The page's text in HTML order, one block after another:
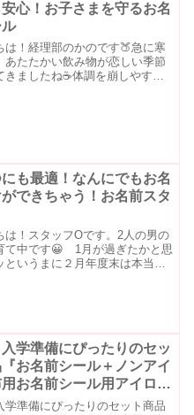
心！お子さまを守るお名
は！経理部のかのです🍑急に寒
あたたかい飲み物が恋しい季節
きましたね☕体調を崩しやすい
も最適！なんにでもお名
できちゃう！お名前スタ
は！スタッフOです。2人の男の
て中です😀 1月が過ぎたかと思
というまに２月年度末は本当に
入学準備にぴったりのセッ
『お名前シール＋ノンアイ
用お名前シール用アイロン
』のご紹介★
学準備にぴったりのセット商品